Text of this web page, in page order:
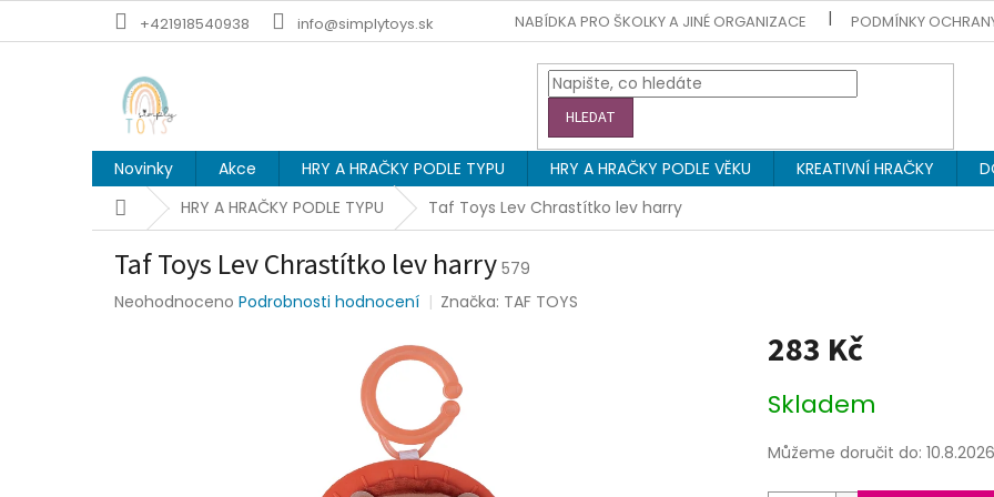
+421918540938 info@simplytoys.sk NABÍDKA PRO ŠKOLKY A JINÉ ORGANIZACE PODMÍNKY
HLEDAT
Novinky Akce HRY A HRAČKY PODLE TYPU HRY A HRAČKY PODLE VĚKU KREATIVNÍ HRAČKY
DomůHRY A HRAČKY PODLE TYPU Taf Toys Lev Chrastítko lev harry
Taf Toys Lev Chrastítko lev harry 579
Průměrné
Neohodnoceno Podrobnosti hodnocení Značka: TAF TOYS
283 Kč
cena:
Skladem
Můžeme doručit do: 10.8.2026